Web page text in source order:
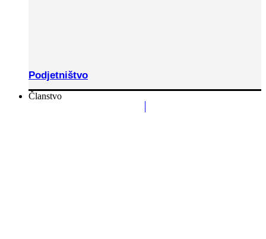
Podjetništvo
Članstvo